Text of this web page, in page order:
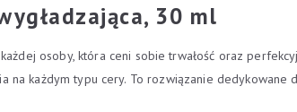
30 ml
osoby, która ceni sobie trwałość oraz
na każdym typu cery. To rozwiązanie dedykowane